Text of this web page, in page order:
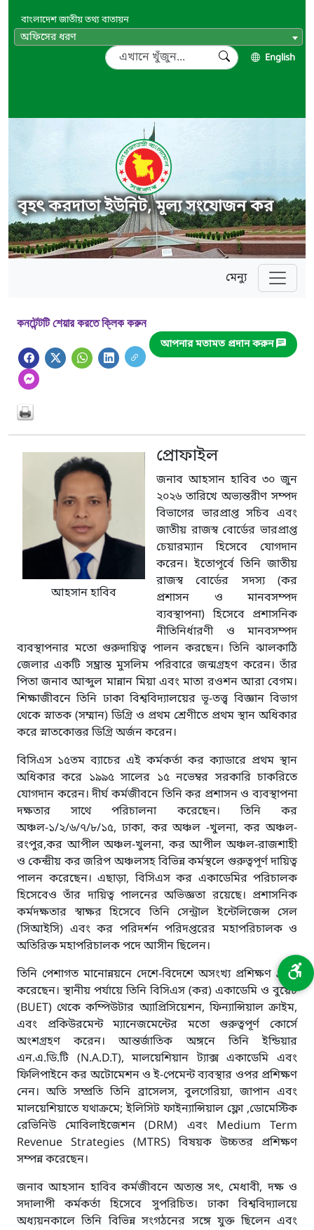
বাংলাদেশ জাতীয় তথ্য বাতায়ন
অফিসের ধরণ
English
বৃহৎ করদাতা ইউনিট, মূল্য সংযোজন কর
মেন্যু
আপনার মতামত প্রদান করুন
কনটেন্টটি শেয়ার করতে ক্লিক করুন
আহসান হাবিব
প্রোফাইল
জনাব আহসান হাবিব ৩০ জুন
২০২৬ তারিখে অভ্যন্তরীণ সম্পদ
বিভাগের ভারপ্রাপ্ত সচিব এবং
জাতীয় রাজস্ব বোর্ডের ভারপ্রাপ্ত
চেয়ারম্যান হিসেবে যোগদান
করেন। ইতোপূর্বে তিনি জাতীয়
রাজস্ব বোর্ডের সদস্য (কর
প্রশাসন ও মানবসম্পদ
ব্যবস্থাপনা) হিসেবে প্রশাসনিক
নীতিনির্ধারণী ও মানবসম্পদ
ব্যবস্থাপনার মতো গুরুদায়িত্ব পালন করছেন। তিনি ঝালকাঠি
জেলার একটি সম্ভ্রান্ত মুসলিম পরিবারে জন্মগ্রহণ করেন। তাঁর
পিতা জনাব আব্দুল মান্নান মিয়া এবং মাতা রওশন আরা বেগম।
শিক্ষাজীবনে তিনি ঢাকা বিশ্ববিদ্যালয়ের ভূ-তত্ত্ব বিজ্ঞান বিভাগ
থেকে স্নাতক (সম্মান) ডিগ্রি ও প্রথম শ্রেণীতে প্রথম স্থান অধিকার
করে স্নাতকোত্তর ডিগ্রি অর্জন করেন।
বিসিএস ১৫তম ব্যাচের এই কর্মকর্তা কর ক্যাডারে প্রথম স্থান
অধিকার করে ১৯৯৫ সালের ১৫ নভেম্বর সরকারি চাকরিতে
যোগদান করেন। দীর্ঘ কর্মজীবনে তিনি কর প্রশাসন ও ব্যবস্থাপনা
দক্ষতার সাথে পরিচালনা করেছেন। তিনি কর
অঞ্চল-১/২/৬/৭/৮/১৫, ঢাকা, কর অঞ্চল -খুলনা, কর অঞ্চল-
রংপুর,কর আপীল অঞ্চল-খুলনা, কর আপীল অঞ্চল-রাজশাহী
ও কেন্দ্রীয় কর জরিপ অঞ্চলসহ বিভিন্ন কর্মস্থলে গুরুত্বপূর্ণ দায়িত্ব
পালন করেছেন। এছাড়া, বিসিএস কর একাডেমির পরিচালক
হিসেবেও তাঁর দায়িত্ব পালনের অভিজ্ঞতা রয়েছে। প্রশাসনিক
কর্মদক্ষতার স্বাক্ষর হিসেবে তিনি সেন্ট্রাল ইন্টেলিজেন্স সেল
(সিআইসি) এবং কর পরিদর্শন পরিদপ্তরের মহাপরিচালক ও
অতিরিক্ত মহাপরিচালক পদে আসীন ছিলেন।
তিনি পেশাগত মানোন্নয়নে দেশে-বিদেশে অসংখ্য প্রশিক্ষণ গ্রহণ
করেছেন। স্থানীয় পর্যায়ে তিনি বিসিএস (কর) একাডেমি ও বুয়েট
(BUET) থেকে কম্পিউটার অ্যাপ্রিসিয়েশন, ফিন্যান্সিয়াল ক্রাইম,
এবং প্রকিউরমেন্ট ম্যানেজমেন্টের মতো গুরুত্বপূর্ণ কোর্সে
অংশগ্রহণ করেন। আন্তর্জাতিক অঙ্গনে তিনি ইন্ডিয়ার
এন.এ.ডি.টি (N.A.D.T), মালয়েশিয়ান ট্যাক্স একাডেমি এবং
ফিলিপাইনে কর অটোমেশন ও ই-পেমেন্ট ব্যবস্থার ওপর প্রশিক্ষণ
নেন। অতি সম্প্রতি তিনি ব্রাসেলস, বুলগেরিয়া, জাপান এবং
মালয়েশিয়াতে যথাক্রমে; ইলিসিট ফাইন্যান্সিয়াল ফ্লো ,ডোমেস্টিক
রেভিনিউ মোবিলাইজেশন (DRM) এবং Medium Term
Revenue Strategies (MTRS) বিষয়ক উচ্চতর প্রশিক্ষণ
সম্পন্ন করেছেন।
জনাব আহসান হাবিব কর্মজীবনে অত্যন্ত সৎ, মেধাবী, দক্ষ ও
সদালাপী কর্মকর্তা হিসেবে সুপরিচিত। ঢাকা বিশ্ববিদ্যালয়ে
অধ্যয়নকালে তিনি বিভিন্ন সংগঠনের সঙ্গে যুক্ত ছিলেন এবং